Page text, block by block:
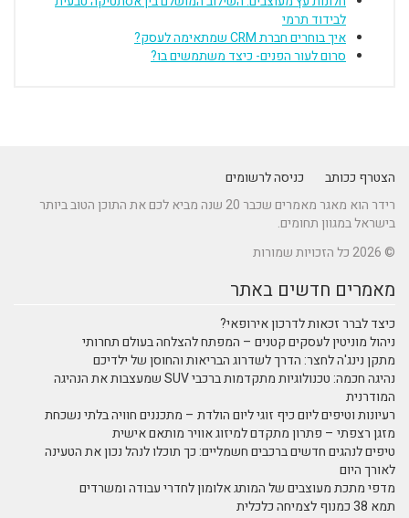
לבידוד תרמי
איך בוחרים חברת CRM שמתאימה לעסק?
סרום לעור הפנים- כיצד משתמשים בו?
הצטרף ככותב
כניסה לרשומים
רידר הוא מאגר מאמרים שכבר 20 שנה מביא לכם את התוכן הטוב ביותר
בישראל במגוון תחומים.
© 2026 כל הזכויות שמורות
מאמרים חדשים באתר
כיצד לברר זכאות לדרכון אירופאי?
ניהול מוניטין לעסקים קטנים – המפתח להצלחה בעולם תחרותי
מתקן נינג'ה לחצר: הדרך לשדרוג הבריאות והחוסן של ילדיכם
נהיגה חכמה: טכנולוגיות מתקדמות ברכבי SUV שמעצבות את הנהיגה
המודרנית
רעיונות וטיפים ליום כיף זוגי ליום הולדת – מתכננים חוויה בלתי נשכחת
מזגן רצפתי – פתרון מתקדם למיזוג אוויר מותאם אישית
טיפים לנהגים חדשים ברכבים חשמליים: כך תוכלו לנהל נכון את הטעינה
לאורך היום
מדפי מתכת מעוצבים של המותג אלומון לחדרי עבודה ומשרדים
תמא 38 כמנוף לצמיחה כלכלית